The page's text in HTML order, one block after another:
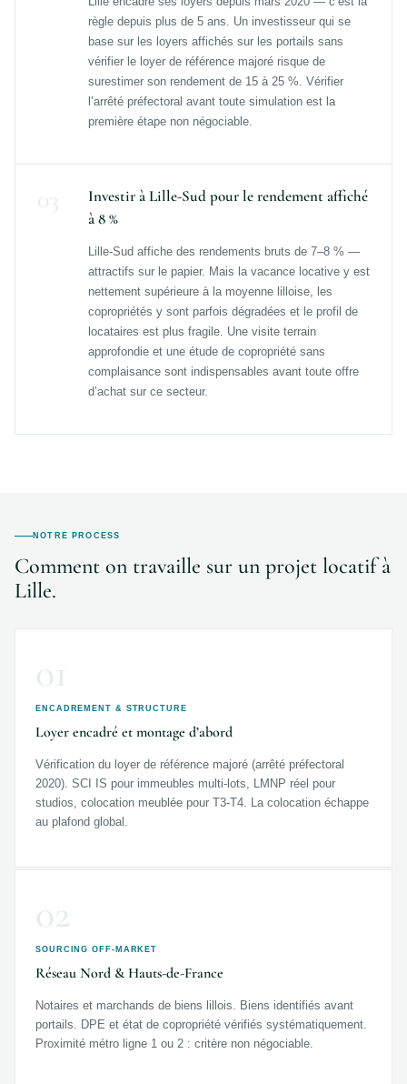
règle depuis plus de 5 ans. Un investisseur qui se
base sur les loyers affichés sur les portails sans
vérifier le loyer de référence majoré risque de
surestimer son rendement de 15 à 25 %. Vérifier
l’arrêté préfectoral avant toute simulation est la
première étape non négociable.
03
Investir à Lille-Sud pour le rendement affiché
à 8 %
Lille-Sud affiche des rendements bruts de 7–8 % —
attractifs sur le papier. Mais la vacance locative y est
nettement supérieure à la moyenne lilloise, les
copropriétés y sont parfois dégradées et le profil de
locataires est plus fragile. Une visite terrain
approfondie et une étude de copropriété sans
complaisance sont indispensables avant toute offre
d’achat sur ce secteur.
NOTRE PROCESS
Comment on travaille sur un projet locatif à
Lille.
01
ENCADREMENT & STRUCTURE
Loyer encadré et montage d’abord
Vérification du loyer de référence majoré (arrêté préfectoral
2020). SCI IS pour immeubles multi-lots, LMNP réel pour
studios, colocation meublée pour T3-T4. La colocation échappe
au plafond global.
02
SOURCING OFF-MARKET
Réseau Nord & Hauts-de-France
Notaires et marchands de biens lillois. Biens identifiés avant
portails. DPE et état de copropriété vérifiés systématiquement.
Proximité métro ligne 1 ou 2 : critère non négociable.